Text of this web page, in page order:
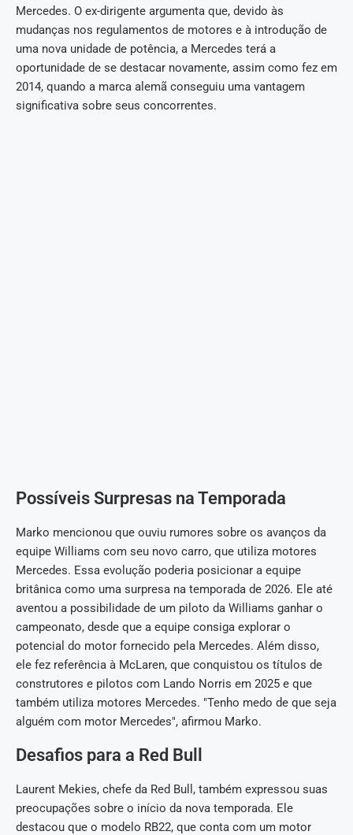
Mercedes. O ex-dirigente argumenta que, devido às
mudanças nos regulamentos de motores e à introdução de
uma nova unidade de potência, a Mercedes terá a
oportunidade de se destacar novamente, assim como fez em
2014, quando a marca alemã conseguiu uma vantagem
significativa sobre seus concorrentes.
Possíveis Surpresas na Temporada
Marko mencionou que ouviu rumores sobre os avanços da
equipe Williams com seu novo carro, que utiliza motores
Mercedes. Essa evolução poderia posicionar a equipe
britânica como uma surpresa na temporada de 2026. Ele até
aventou a possibilidade de um piloto da Williams ganhar o
campeonato, desde que a equipe consiga explorar o
potencial do motor fornecido pela Mercedes. Além disso,
ele fez referência à McLaren, que conquistou os títulos de
construtores e pilotos com Lando Norris em 2025 e que
também utiliza motores Mercedes. "Tenho medo de que seja
alguém com motor Mercedes", afirmou Marko.
Desafios para a Red Bull
Laurent Mekies, chefe da Red Bull, também expressou suas
preocupações sobre o início da nova temporada. Ele
destacou que o modelo RB22, que conta com um motor